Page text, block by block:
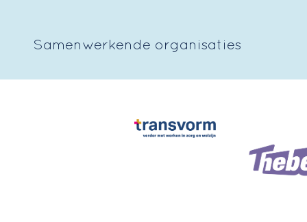
Samenwerkende organisaties